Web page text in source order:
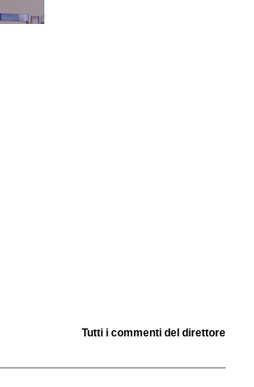
Tutti i commenti del direttore